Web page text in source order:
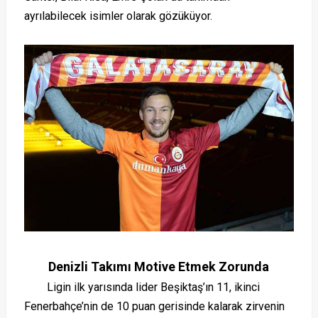
ayrılabilecek isimler olarak gözüküyor.
Denizli Takımı Motive Etmek Zorunda
Ligin ilk yarısında lider Beşiktaş’ın 11, ikinci
Fenerbahçe’nin de 10 puan gerisinde kalarak zirvenin